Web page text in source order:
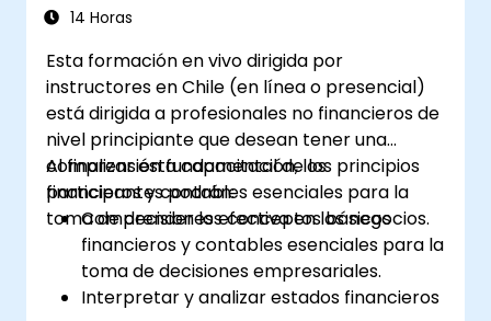
14 Horas
Esta formación en vivo dirigida por
instructores en Chile (en línea o presencial)
está dirigida a profesionales no financieros de
nivel principiante que desean tener una
comprensión fundamental de los principios
financieros y contables esenciales para la
toma de decisiones efectiva en los negocios.
Al finalizar esta capacitación, los
participantes podrán:
Comprender los conceptos básicos
financieros y contables esenciales para la
toma de decisiones empresariales.
Interpretar y analizar estados financieros